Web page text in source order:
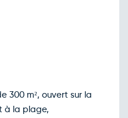
300 m², ouvert sur la
à la plage,